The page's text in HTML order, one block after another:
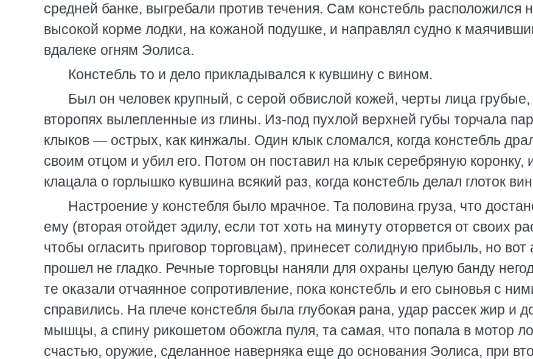
средней банке, выгребали против течения. Сам констебль расположился
высокой корме лодки, на кожаной подушке, и направлял судно к
вдалеке огням Эолиса.
Констебль то и дело прикладывался к кувшину с вином.
Был он человек крупный, с серой обвислой кожей, черты лица грубые,
второпях вылепленные из глины. Из-под пухлой верхней губы торчала
клыков — острых, как кинжалы. Один клык сломался, когда констебль
своим отцом и убил его. Потом он поставил на клык серебряную коронку,
клацала о горлышко кувшина всякий раз, когда констебль делал глоток
Настроение у констебля было мрачное. Та половина груза, что
ему (вторая отойдет эдилу, если тот хоть на минуту оторвется от своих
чтобы огласить приговор торговцам), принесет солидную прибыль, но вот
прошел не гладко. Речные торговцы наняли для охраны целую банду
те оказали отчаянное сопротивление, пока констебль и его сыновья с
справились. На плече констебля была глубокая рана, удар рассек жир и
мышцы, а спину рикошетом обожгла пуля, та самая, что попала в мотор
счастью, оружие, сделанное наверняка еще до основания Эолиса, при